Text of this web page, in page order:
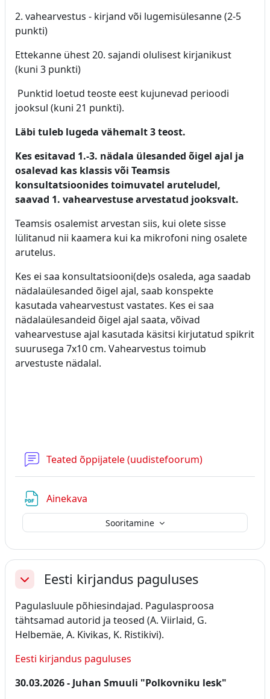
2. vahearvestus - kirjand või lugemisülesanne (2-5
punkti)
Ettekanne ühest 20. sajandi olulisest kirjanikust
(kuni 3 punkti)
Punktid loetud teoste eest kujunevad perioodi
jooksul (kuni 21 punkti).
Läbi tuleb lugeda vähemalt 3 teost.
Kes esitavad 1.-3. nädala ülesanded õigel ajal ja
osalevad kas klassis või Teamsis
konsultatsioonides toimuvatel aruteludel,
saavad 1. vahearvestuse arvestatud jooksvalt.
Teamsis osalemist arvestan siis, kui olete sisse
lülitanud nii kaamera kui ka mikrofoni ning osalete
arutelus.
Kes ei saa konsultatsiooni(de)s osaleda, aga saadab
nädalaülesanded õigel ajal, saab konspekte
kasutada vahearvestust vastates. Kes ei saa
nädalaülesandeid õigel ajal saata, võivad
vahearvestuse ajal kasutada käsitsi kirjutatud spikrit
suurusega 7x10 cm. Vahearvestus toimub
arvestuste nädalal.
Teated õppijatele (uudistefoorum)
Ainekava
Sooritamine
AhendaEesti kirjandus paguluses
Pagulasluule põhiesindajad. Pagulasproosa
tähtsamad autorid ja teosed (A. Viirlaid, G.
Helbemäe, A. Kivikas, K. Ristikivi).
Eesti kirjandus paguluses
30.03.2026 - Juhan Smuuli "Polkovniku lesk"